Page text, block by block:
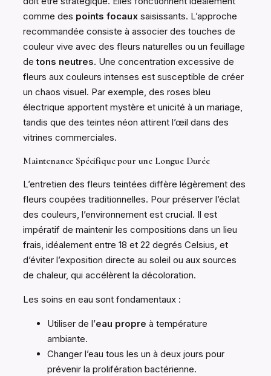
comme des points focaux saisissants. L’approche
recommandée consiste à associer des touches de
couleur vive avec des fleurs naturelles ou un feuillage
detons neutres. Une concentration excessive de
fleurs aux couleurs intenses est susceptible de créer
un chaos visuel. Par exemple, des roses bleu
électrique apportent mystère et unicité à un mariage,
tandis que des teintes néon attirent l’œil dans des
vitrines commerciales.
Maintenance Spécifique pour une Longue Durée
L’entretien des fleurs teintées diffère légèrement des
fleurs coupées traditionnelles. Pour préserver l’éclat
des couleurs, l’environnement est crucial. Il est
impératif de maintenir les compositions dans un lieu
frais, idéalement entre 18 et 22 degrés Celsius, et
d’éviter l’exposition directe au soleil ou aux sources
de chaleur, qui accélèrent la décoloration.
Les soins en eau sont fondamentaux :
Utiliser de l’eau propre à température
ambiante.
Changer l’eau tous les un à deux jours pour
prévenir la prolifération bactérienne.